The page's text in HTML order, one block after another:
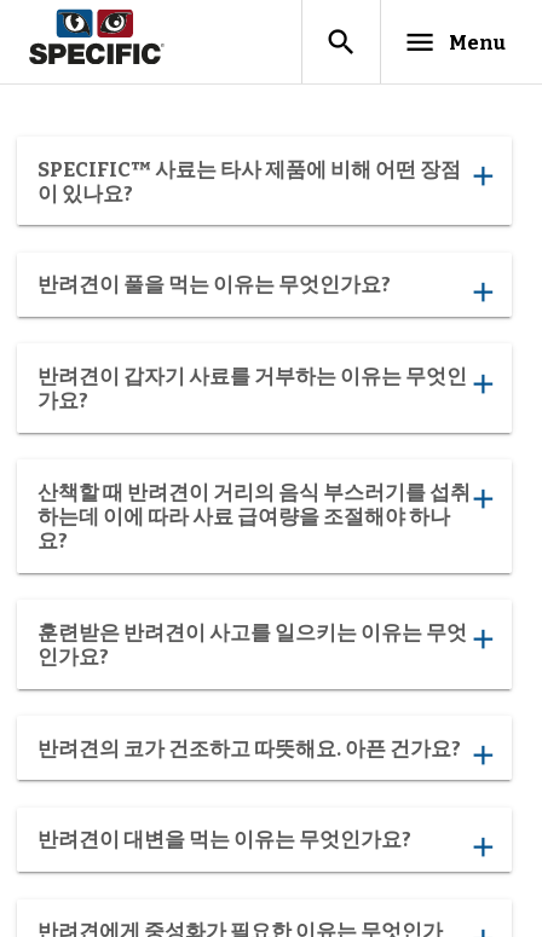
search menu Menu
SPECIFIC™ 사료는 타사 제품에 비해 어떤 장점
이 있나요?
add
반려견이 풀을 먹는 이유는 무엇인가요? add
반려견이 갑자기 사료를 거부하는 이유는 무엇인
가요?
add
산책할 때 반려견이 거리의 음식 부스러기를 섭취
하는데 이에 따라 사료 급여량을 조절해야 하나
요?
add
훈련받은 반려견이 사고를 일으키는 이유는 무엇
인가요?
add
반려견의 코가 건조하고 따뜻해요. 아픈 건가요? add
반려견이 대변을 먹는 이유는 무엇인가요? add
반려견에게 중성화가 필요한 이유는 무엇인가